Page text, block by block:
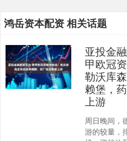
鸿岳资本配资 相关话题
亚投金
甲欧冠
勒沃库
赖堡，
上游
周日晚间，
游的较量，